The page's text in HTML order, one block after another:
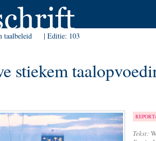
taalbeleid Editie: 103
stiekem
Tekst: